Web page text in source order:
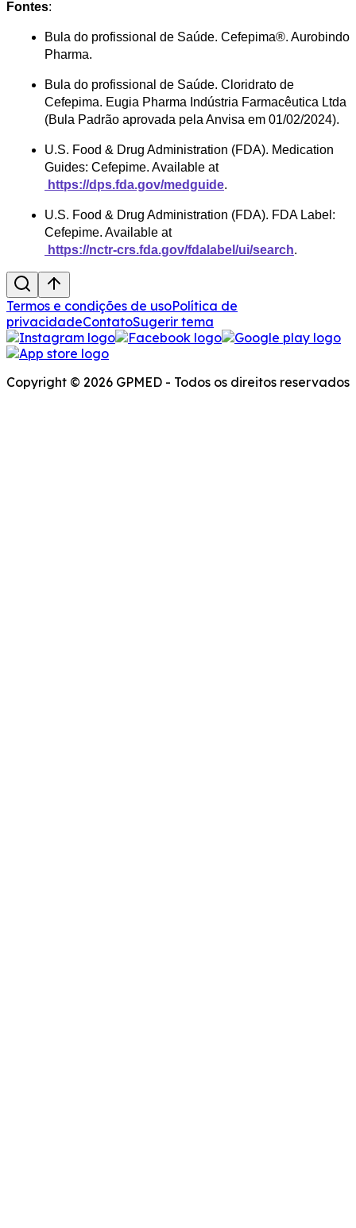
Fontes:
Bula do profissional de Saúde. Cefepima®. Aurobindo
Pharma​.
Bula do profissional de Saúde. Cloridrato de
Cefepima. Eugia Pharma Indústria Farmacêutica Ltda
(Bula Padrão aprovada pela Anvisa em 01/02/2024).
U.S. Food & Drug Administration (FDA). Medication
Guides: Cefepime. Available at
https://dps.fda.gov/medguide.
U.S. Food & Drug Administration (FDA). FDA Label:
Cefepime. Available at
https://nctr-crs.fda.gov/fdalabel/ui/search.
Termos e condições de usoPolítica de
privacidadeContatoSugerir tema
Copyright © 2026 GPMED - Todos os direitos reservados